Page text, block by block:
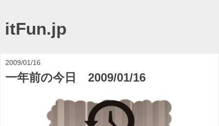
itFun.jp
2009/01/16
一年前の今日 2009/01/16